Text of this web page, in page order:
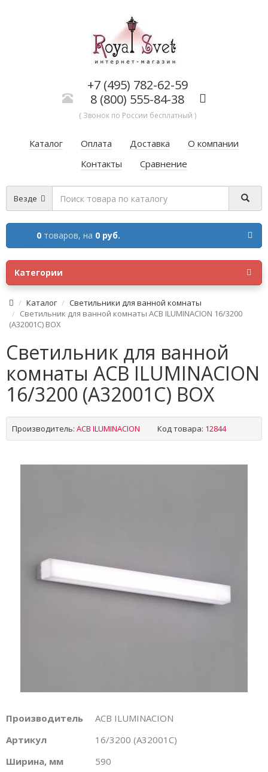
+7 (495) 782-62-59
8 (800) 555-84-38
( Звонок по России бесплатный )
Каталог Оплата Доставка
О компании
Контакты
Сравнение
Везде
0 товаров, на 0 руб.
Категории
Каталог
Светильники для ванной комнаты
Светильник для ванной комнаты ACB ILUMINACION 16/3200
(A32001C) BOX
Светильник для ванной
комнаты ACB ILUMINACION
16/3200 (A32001C) BOX
Производитель: ACB ILUMINACION Код товара: 12844
Производитель
ACB ILUMINACION
Артикул
16/3200 (A32001C)
Ширина, мм
590